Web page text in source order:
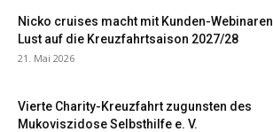
Nicko cruises macht mit Kunden-Webinaren
Lust auf die Kreuzfahrtsaison 2027/28
21. Mai 2026
Vierte Charity-Kreuzfahrt zugunsten des
Mukoviszidose Selbsthilfe e. V.